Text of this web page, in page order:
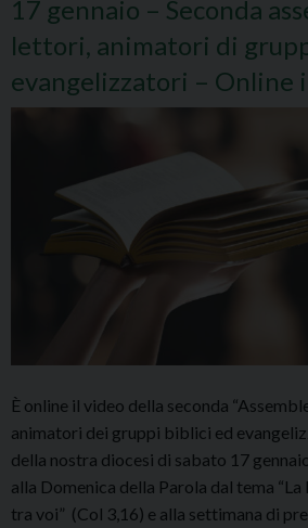
17 gennaio – Seconda
lettori, animatori di
evangelizzatori – Online
È online il video della seconda
animatori dei gruppi biblici ed
della nostra diocesi di sabato 17
alla Domenica della Parola dal tema
tra voi” (Col 3,16) e alla settimana di